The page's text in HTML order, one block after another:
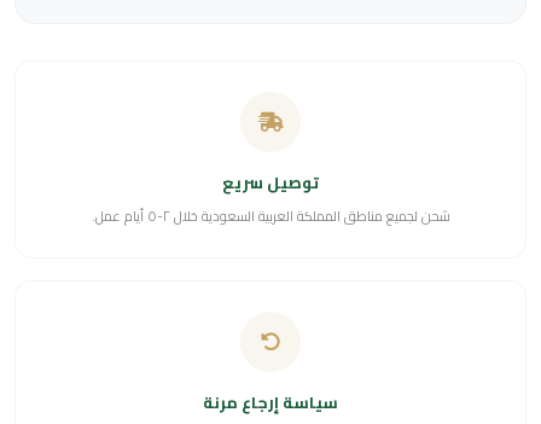
توصيل سريع
شحن لجميع مناطق المملكة العربية السعودية خلال ٢-٥ أيام عمل.
سياسة إرجاع مرنة